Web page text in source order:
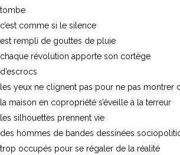
tombe
c’est comme si le silence
est rempli de gouttes de pluie
chaque révolution apporte son cortège
d’escrocs
les yeux ne clignent pas pour ne pas montrer
la maison en copropriété s’éveille à la terreur
les silhouettes prennent vie
des hommes de bandes dessinées
trop occupés pour se régaler de la réalité